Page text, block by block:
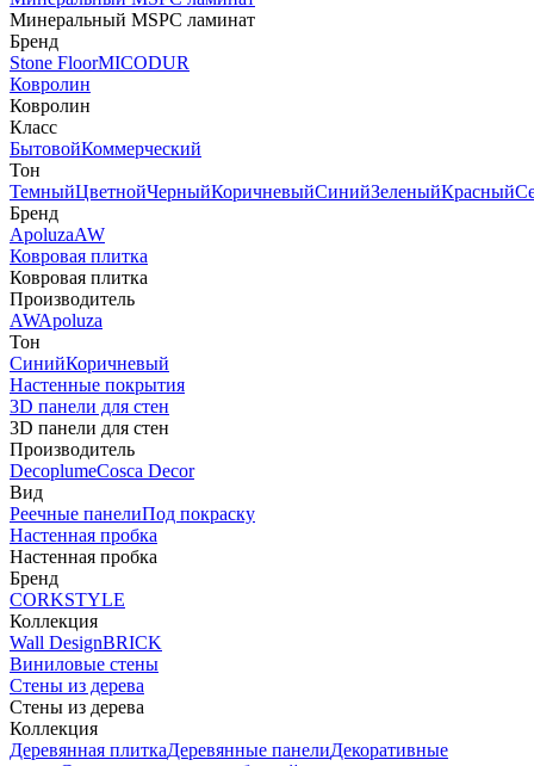
Минеральный MSPC ламинат
Бренд
Stone FloorMICODUR
Ковролин
Ковролин
Класс
БытовойКоммерческий
Тон
ТемныйЦветнойЧерныйКоричневыйСинийЗеленыйКрасный
Бренд
ApoluzaAW
Ковровая плитка
Ковровая плитка
Производитель
AWApoluza
Тон
СинийКоричневый
Настенные покрытия
3D панели для стен
3D панели для стен
Производитель
DecoplumeCosca Decor
Вид
Реечные панелиПод покраску
Настенная пробка
Настенная пробка
Бренд
CORKSTYLE
Коллекция
Wall DesignBRICK
Виниловые стены
Стены из дерева
Стены из дерева
Коллекция
Деревянная плиткаДеревянные панелиДекоративные